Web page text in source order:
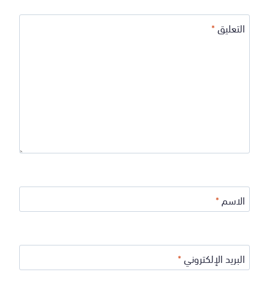
التعليق*
الاسم*
البريد الإلكتروني*